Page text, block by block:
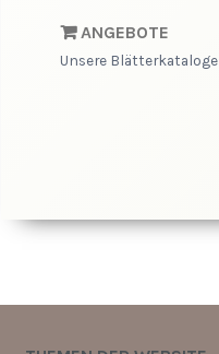
ANGEBOTE
Unsere Blätterkataloge